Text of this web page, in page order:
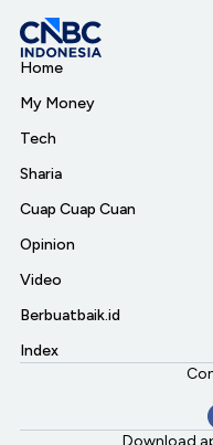
Home
My Money
Tech
Sharia
Cuap Cuap Cuan
Opinion
Video
Berbuatbaik.id
Index